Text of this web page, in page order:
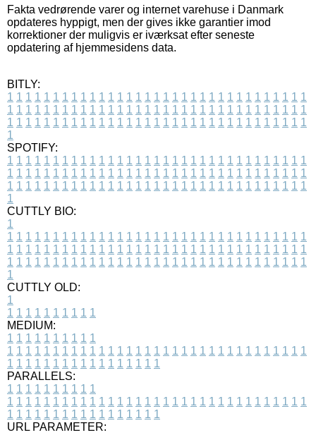
Fakta vedrørende varer og internet varehuse i Danmark
opdateres hyppigt, men der gives ikke garantier imod
korrektioner der muligvis er iværksat efter seneste
opdatering af hjemmesidens data.
BITLY:
1 1 1 1 1 1 1 1 1 1 1 1 1 1 1 1 1 1 1 1 1 1 1 1 1 1 1 1 1 1 1 1 1
1 1 1 1 1 1 1 1 1 1 1 1 1 1 1 1 1 1 1 1 1 1 1 1 1 1 1 1 1 1 1 1 1
1 1 1 1 1 1 1 1 1 1 1 1 1 1 1 1 1 1 1 1 1 1 1 1 1 1 1 1 1 1 1 1 1
1
SPOTIFY:
1 1 1 1 1 1 1 1 1 1 1 1 1 1 1 1 1 1 1 1 1 1 1 1 1 1 1 1 1 1 1 1 1
1 1 1 1 1 1 1 1 1 1 1 1 1 1 1 1 1 1 1 1 1 1 1 1 1 1 1 1 1 1 1 1 1
1 1 1 1 1 1 1 1 1 1 1 1 1 1 1 1 1 1 1 1 1 1 1 1 1 1 1 1 1 1 1 1 1
1
CUTTLY BIO:
1
1 1 1 1 1 1 1 1 1 1 1 1 1 1 1 1 1 1 1 1 1 1 1 1 1 1 1 1 1 1 1 1 1
1 1 1 1 1 1 1 1 1 1 1 1 1 1 1 1 1 1 1 1 1 1 1 1 1 1 1 1 1 1 1 1 1
1 1 1 1 1 1 1 1 1 1 1 1 1 1 1 1 1 1 1 1 1 1 1 1 1 1 1 1 1 1 1 1 1
1
CUTTLY OLD:
1
1 1 1 1 1 1 1 1 1 1
MEDIUM:
1 1 1 1 1 1 1 1 1 1
1 1 1 1 1 1 1 1 1 1 1 1 1 1 1 1 1 1 1 1 1 1 1 1 1 1 1 1 1 1 1 1 1
1 1 1 1 1 1 1 1 1 1 1 1 1 1 1 1 1
PARALLELS:
1 1 1 1 1 1 1 1 1 1
1 1 1 1 1 1 1 1 1 1 1 1 1 1 1 1 1 1 1 1 1 1 1 1 1 1 1 1 1 1 1 1 1
1 1 1 1 1 1 1 1 1 1 1 1 1 1 1 1 1
URL PARAMETER: